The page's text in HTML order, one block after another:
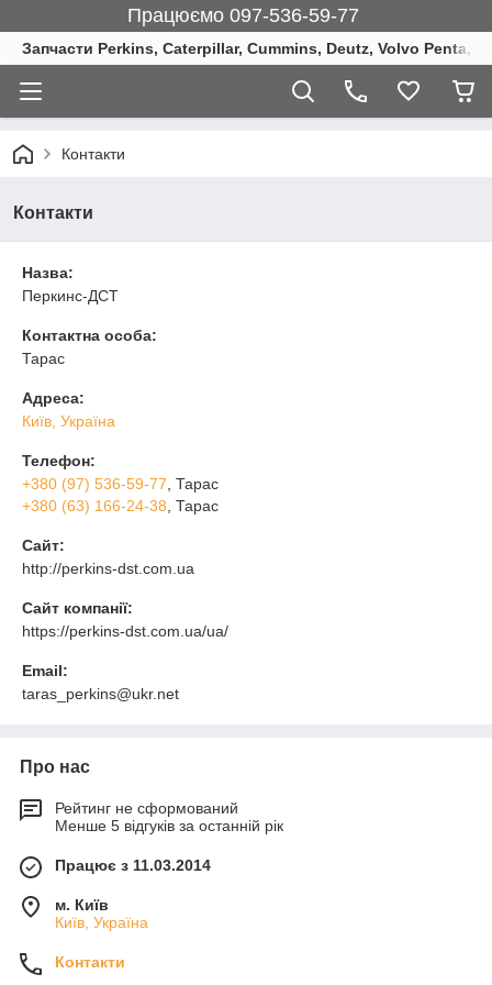
Працюємо 097-536-59-77
Запчасти Perkins, Caterpillar, Cummins, Deutz, Volvo Penta,
Контакти
Контакти
Назва:
Перкинс-ДСТ
Контактна особа:
Тарас
Адреса:
Київ, Україна
Телефон:
+380 (97) 536-59-77 , Тарас
+380 (63) 166-24-38 , Тарас
Сайт:
http://perkins-dst.com.ua
Сайт компанії:
https://perkins-dst.com.ua/ua/
Email:
taras_perkins@ukr.net
Про нас
Рейтинг не сформований
Менше 5 відгуків за останній рік
Працює з 11.03.2014
м. Київ
Київ, Україна
Контакти